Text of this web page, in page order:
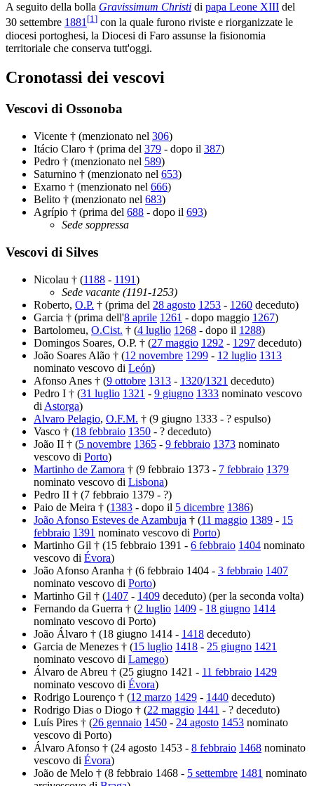
A seguito della bolla Gravissimum Christi di papa Leone XIII del
30 settembre 1881[1] con la quale furono riviste e riorganizzate le
diocesi portoghesi, la Diocesi di Faro assunse la fisionomia
territoriale che conserva tutt'oggi.
Cronotassi dei vescovi
Vescovi di Ossonoba
Vicente † (menzionato nel 306)
Itácio Claro † (prima del 379 - dopo il 387)
Pedro † (menzionato nel 589)
Saturnino † (menzionato nel 653)
Exarno † (menzionato nel 666)
Belito † (menzionato nel 683)
Agrípio † (prima del 688 - dopo il 693)
Sede soppressa
Vescovi di Silves
Nicolau † (1188 - 1191)
Sede vacante (1191-1253)
Roberto, O.P. † (prima del 28 agosto 1253 - 1260 deceduto)
Garcia † (prima dell'8 aprile 1261 - dopo maggio 1267)
Bartolomeu, O.Cist. † (4 luglio 1268 - dopo il 1288)
Domingos Soares, O.P. † (27 maggio 1292 - 1297 deceduto)
João Soares Alão † (12 novembre 1299 - 12 luglio 1313
nominato vescovo di León)
Afonso Anes † (9 ottobre 1313 - 1320/1321 deceduto)
Pedro I † (31 luglio 1321 - 9 giugno 1333 nominato vescovo
di Astorga)
Alvaro Pelagio, O.F.M. † (9 giugno 1333 - ? espulso)
Vasco † (18 febbraio 1350 - ? deceduto)
João II † (5 novembre 1365 - 9 febbraio 1373 nominato
vescovo di Porto)
Martinho de Zamora † (9 febbraio 1373 - 7 febbraio 1379
nominato vescovo di Lisbona)
Pedro II † (7 febbraio 1379 - ?)
Paio de Meira † (1383 - dopo il 5 dicembre 1386)
João Afonso Esteves de Azambuja † (11 maggio 1389 - 15
febbraio 1391 nominato vescovo di Porto)
Martinho Gil † (15 febbraio 1391 - 6 febbraio 1404 nominato
vescovo di Évora)
João Afonso Aranha † (6 febbraio 1404 - 3 febbraio 1407
nominato vescovo di Porto)
Martinho Gil † (1407 - 1409 deceduto) (per la seconda volta)
Fernando da Guerra † (2 luglio 1409 - 18 giugno 1414
nominato vescovo di Porto)
João Álvaro † (18 giugno 1414 - 1418 deceduto)
Garcia de Menezes † (15 luglio 1418 - 25 giugno 1421
nominato vescovo di Lamego)
Álvaro de Abreu † (25 giugno 1421 - 11 febbraio 1429
nominato vescovo di Évora)
Rodrigo Lourenço † (12 marzo 1429 - 1440 deceduto)
Rodrigo Dias o Diogo † (22 maggio 1441 - ? deceduto)
Luís Pires † (26 gennaio 1450 - 24 agosto 1453 nominato
vescovo di Porto)
Álvaro Afonso † (24 agosto 1453 - 8 febbraio 1468 nominato
vescovo di Évora)
João de Melo † (8 febbraio 1468 - 5 settembre 1481 nominato